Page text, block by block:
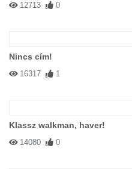
12713 0
Nincs cím!
16317 1
Klassz walkman, haver!
14080 0